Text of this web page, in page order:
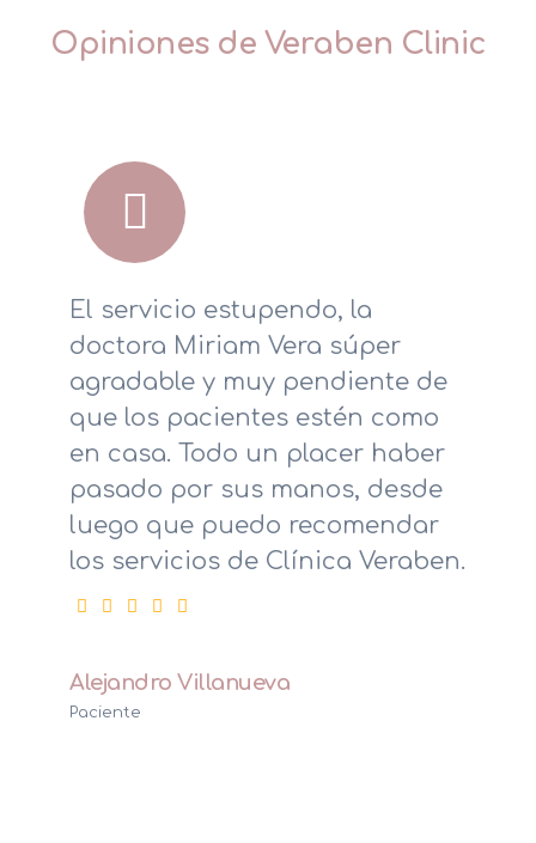
Opiniones de Veraben Clinic
El servicio estupendo, la
doctora Miriam Vera súper
agradable y muy pendiente de
que los pacientes estén como
en casa. Todo un placer haber
pasado por sus manos, desde
luego que puedo recomendar
los servicios de Clínica Veraben.
Alejandro Villanueva
Paciente